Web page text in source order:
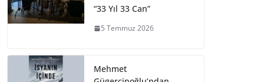
“33 Yıl 33 Can”
5 Temmuz 2026
Mehmet